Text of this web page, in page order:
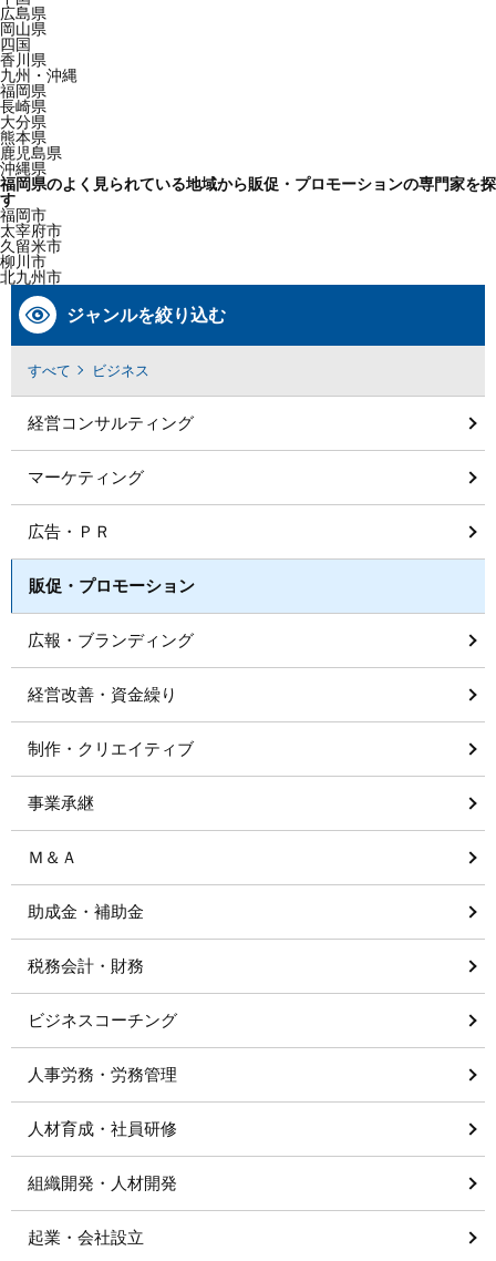
広島県
岡山県
四国
香川県
九州・沖縄
福岡県
長崎県
大分県
熊本県
鹿児島県
沖縄県
福岡県のよく見られている地域から販促・プロモーションの専門家を探
す
福岡市
太宰府市
久留米市
柳川市
北九州市
ジャンルを絞り込む
すべて ビジネス
経営コンサルティング
マーケティング
広告・ＰＲ
販促・プロモーション
広報・ブランディング
経営改善・資金繰り
制作・クリエイティブ
事業承継
Ｍ＆Ａ
助成金・補助金
税務会計・財務
ビジネスコーチング
人事労務・労務管理
人材育成・社員研修
組織開発・人材開発
起業・会社設立